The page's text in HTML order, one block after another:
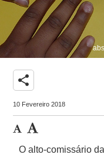
share
10 Fevereiro 2018
O alto-comissário